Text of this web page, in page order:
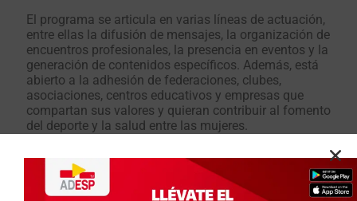
El programa se articula en varias líneas de actuación,
entre ellas la difusión de mensajes, la organización de
encuentros profesionales, la presencia en eventos y la
generación de contenidos específicos. Además, está
abierto a la adhesión de federaciones, clubes,
asociaciones, centros educativos y empresas que
compartan sus valores y quieran contribuir al fomento
del deporte y la salud entre las mujeres.